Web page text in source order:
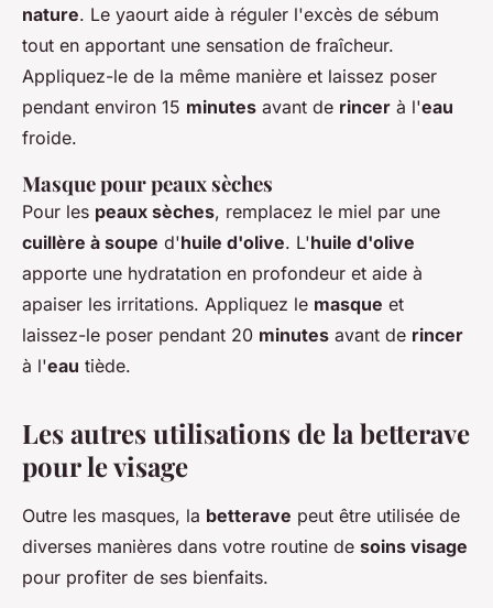
nature. Le yaourt aide à réguler l'excès de sébum
tout en apportant une sensation de fraîcheur.
Appliquez-le de la même manière et laissez poser
pendant environ 15 minutes avant de rincer à l'eau
froide.
Masque pour peaux sèches
Pour les peaux sèches, remplacez le miel par une
cuillère à soupe d'huile d'olive. L'huile d'olive
apporte une hydratation en profondeur et aide à
apaiser les irritations. Appliquez le masque et
laissez-le poser pendant 20 minutes avant de rincer
à l'eau tiède.
Les autres utilisations de la betterave
pour le visage
Outre les masques, la betterave peut être utilisée de
diverses manières dans votre routine de soins visage
pour profiter de ses bienfaits.